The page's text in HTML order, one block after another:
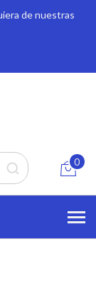
de nuestras
0